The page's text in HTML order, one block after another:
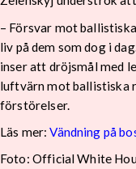
– Försvar mot
liv på dem som dog i
inser att dröjsmål med
luftvärn mot ballistiska
förstörelser.
Läs mer:Vändning på
Foto: Official White